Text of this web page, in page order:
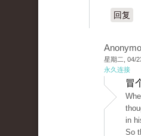
回复
星期二, 04/
永久连接
冒
in
So